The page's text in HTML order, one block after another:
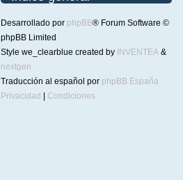
Desarrollado por phpBB® Forum Software ©
phpBB Limited
Style we_clearblue created by INVENTEA &
nextgen
Traducción al español por phpBB España
Privacidad
Condiciones